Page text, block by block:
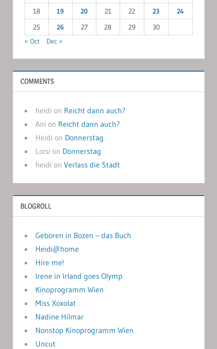
18
19 20 21 22 23
24
25
26 27 28 29
30
« Oct
Dec »
COMMENTS
heidi on Reicht dann auch?
Ani on Reicht dann auch?
Heidi on Donnerstag
Loisi on Donnerstag
heidi on Verlass die Stadt
BLOGROLL
Geboren in Bozen – das Buch
Heidi@home
Hire me!
Irene in Irland goes Olymp
Kinoprogramm Wien
Miss Xoxolat
Nadine Hilmar
Nonstop Kinoprogramm Wien
Uncut